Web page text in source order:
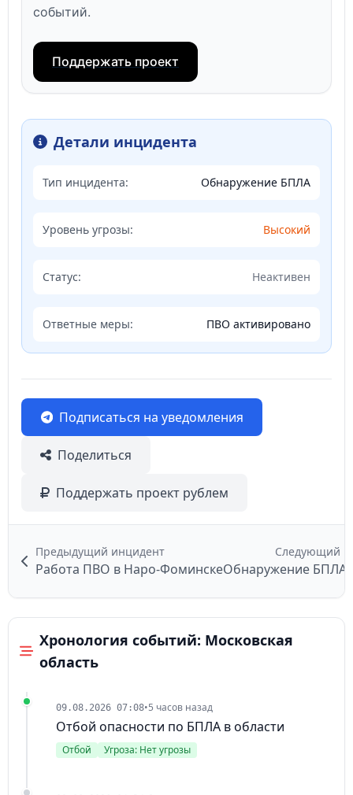
событий.
Поддержать проект
Детали инцидента
Тип инцидента: Обнаружение БПЛА
Уровень угрозы: Высокий
Статус: Неактивен
Ответные меры: ПВО активировано
Подписаться на уведомления
Поделиться
Поддержать проект рублем
Предыдущий инцидент
Работа ПВО в Наро-Фоминске
Следующий
Обнаружение БПЛА
Хронология событий: Московская
область
09.08.2026 07:08•5 часов назад
Отбой опасности по БПЛА в области
Отбой Угроза: Нет угрозы